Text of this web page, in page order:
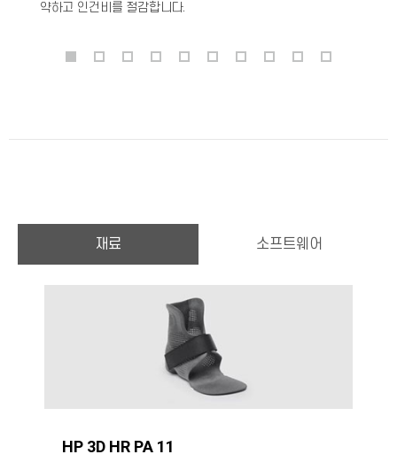
약하고 인건비를 절감합니다.
재료 소프트웨어
HP 3D HR PA 11